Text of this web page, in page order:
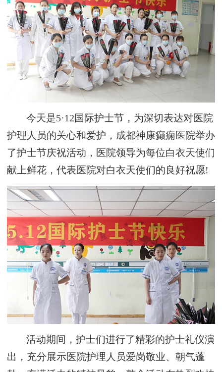
今天是5·12国际护士节，为深切表达对医院
护理人员的关心和爱护，成都神康癫痫医院举办
了护士节庆祝活动，医院领导为每位白衣天使们
献上鲜花，代表医院对白衣天使们的良好祝愿!
活动期间，护士们进行了精彩的护士礼仪演
出，充分展示医院护理人员爱岗敬业、朝气蓬